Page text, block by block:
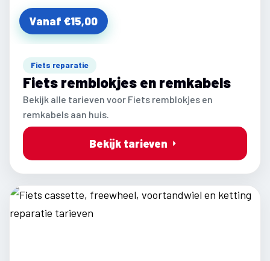
Vanaf €15,00
Fiets reparatie
Fiets remblokjes en remkabels
Bekijk alle tarieven voor Fiets remblokjes en
remkabels aan huis.
Bekijk tarieven